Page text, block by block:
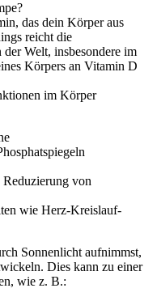
das dein Körper aus
reicht die
Welt, insbesondere im
Körpers an Vitamin D
im Körper
Reduzierung von
wie Herz-Kreislauf-
Sonnenlicht aufnimmst,
Dies kann zu einer
wie z. B.: